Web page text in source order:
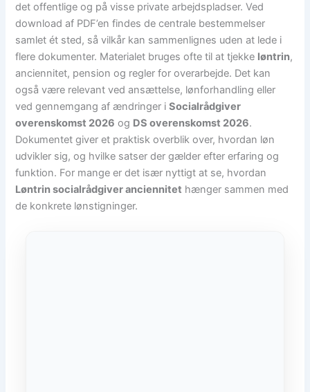
det offentlige og på visse private arbejdspladser. Ved
download af PDF’en findes de centrale bestemmelser
samlet ét sted, så vilkår kan sammenlignes uden at lede i
flere dokumenter. Materialet bruges ofte til at tjekke løntrin,
anciennitet, pension og regler for overarbejde. Det kan
også være relevant ved ansættelse, lønforhandling eller
ved gennemgang af ændringer iSocialrådgiver
overenskomst 2026 og DS overenskomst 2026.
Dokumentet giver et praktisk overblik over, hvordan løn
udvikler sig, og hvilke satser der gælder efter erfaring og
funktion. For mange er det især nyttigt at se, hvordan
Løntrin socialrådgiver anciennitet hænger sammen med
de konkrete lønstigninger.